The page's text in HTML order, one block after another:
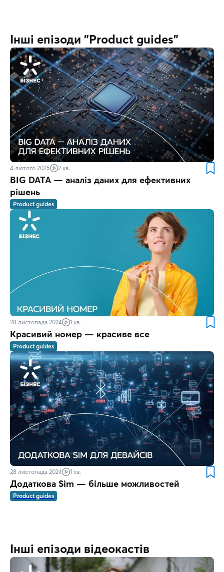
Інші епізоди "Product guides"
4 лютого 2025 2 хв.
BIG DATA — аналіз даних для ефективних
рішень
Product guides
28 листопада 2024 1 хв.
Красивий номер — красиве все
Product guides
28 листопада 2024 1 хв.
Додаткова Sim — більше можливостей
Product guides
Інші епізоди відеокастів